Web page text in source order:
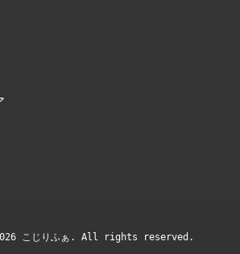
こじりふぁ. All rights reserved.